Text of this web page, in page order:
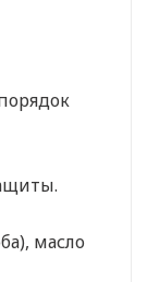
масло